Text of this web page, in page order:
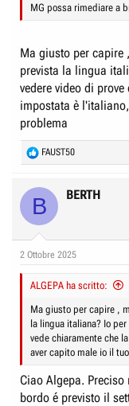
MG possa rimediare a
Ma giusto per capire
prevista la lingua
vedere video di
impostata è
problema
R
e
t
s
FAUST50
B BERTH
2 Ottobre 2025
ALGEPA ha scritto:
Ma giusto per capire ,
la lingua italiana? Io
vede chiaramente che
aver capito male io il
Ciao Algepa.
bordo é previsto il